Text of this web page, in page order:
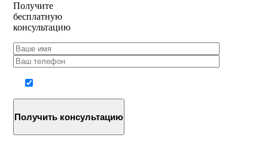
Получите
бесплатную
консультацию